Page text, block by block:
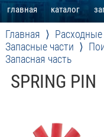
главная каталог
Главная
Запасные части
Запасная часть
SPRING PIN